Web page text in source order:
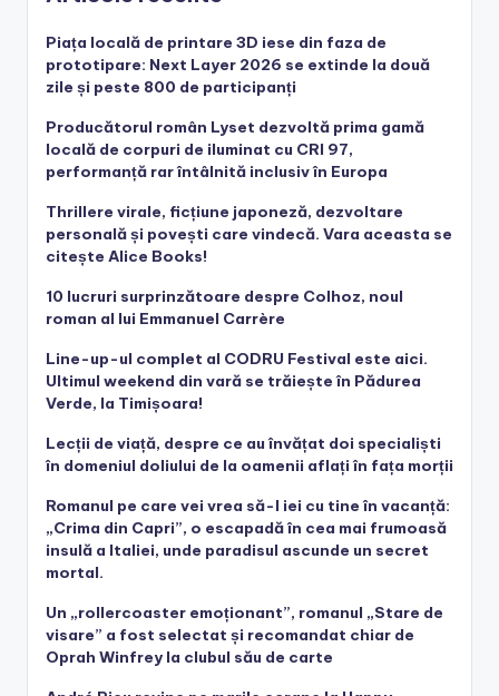
Piața locală de printare 3D iese din faza de
prototipare: Next Layer 2026 se extinde la două
zile și peste 800 de participanți
Producătorul român Lyset dezvoltă prima gamă
locală de corpuri de iluminat cu CRI 97,
performanță rar întâlnită inclusiv în Europa
Thrillere virale, ficțiune japoneză, dezvoltare
personală și povești care vindecă. Vara aceasta se
citește Alice Books!
10 lucruri surprinzătoare despre Colhoz, noul
roman al lui Emmanuel Carrère
Line-up-ul complet al CODRU Festival este aici.
Ultimul weekend din vară se trăiește în Pădurea
Verde, la Timișoara!
Lecții de viață, despre ce au învățat doi specialiști
în domeniul doliului de la oamenii aflați în fața morții
Romanul pe care vei vrea să-l iei cu tine în vacanță:
„Crima din Capri”, o escapadă în cea mai frumoasă
insulă a Italiei, unde paradisul ascunde un secret
mortal.
Un „rollercoaster emoționant”, romanul „Stare de
visare” a fost selectat și recomandat chiar de
Oprah Winfrey la clubul său de carte